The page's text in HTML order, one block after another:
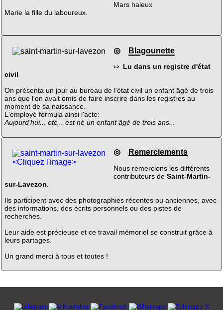
Mars haleux
Marie la fille du laboureux.
◎ Blagounette
⤇ Lu dans un registre d'état
civil
On présenta un jour au bureau de l'état civil un enfant âgé de trois
ans que l'on avait omis de faire inscrire dans les registres au
moment de sa naissance.
L'employé formula ainsi l'acte:
Aujourd'hui... etc... est né un enfant âgé de trois ans...
<Cliquez l'image>
◎ Remerciements
Nous remercions les différents
contributeurs de Saint-Martin-
sur-Lavezon
Ils participent avec des photographies récentes ou anciennes, avec
des informations, des écrits personnels ou des pistes de
recherches.
Leur aide est précieuse et ce travail mémoriel se construit grâce à
leurs partages.
Un grand merci à tous et toutes !